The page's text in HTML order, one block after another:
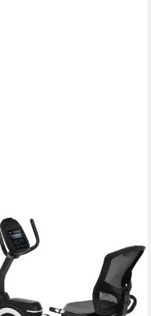
SPORT®
Ergometer Sitz-
RS 4000
kg
max. Benutzergewicht
Brems-System
Bremssystem